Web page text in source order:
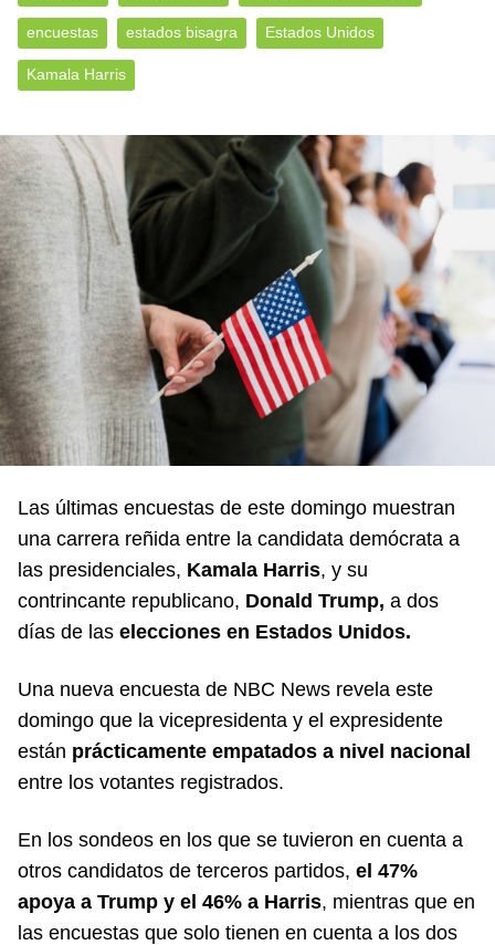
encuestas estados bisagra Estados Unidos
Kamala Harris
Las últimas encuestas de este domingo muestran
una carrera reñida entre la candidata demócrata a
las presidenciales, Kamala Harris, y su
contrincante republicano, Donald Trump, a dos
días de las elecciones en Estados Unidos.
Una nueva encuesta de NBC News revela este
domingo que la vicepresidenta y el expresidente
están prácticamente empatados a nivel nacional
entre los votantes registrados.
En los sondeos en los que se tuvieron en cuenta a
otros candidatos de terceros partidos, el 47%
apoya a Trump y el 46% a Harris, mientras que en
las encuestas que solo tienen en cuenta a los dos